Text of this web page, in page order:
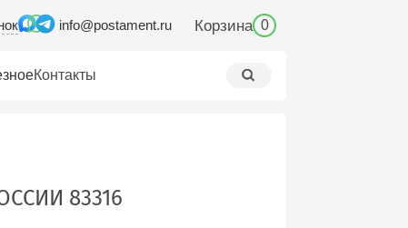
info@postament.ru Корзина 0
Контакты
83316